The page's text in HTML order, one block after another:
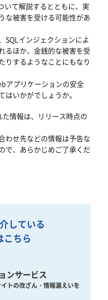
いて解説するとともに、実
な被害を受ける可能性があ
SQLインジェクションによ
るほか、金銭的な被害を受
りするようなことにもなり
アプリケーションの安全
いかがでしょうか。
情報は、リリース時点の
わせ先などの情報は予告な
で、あらかじめご了承くだ
している
こちら
ンサービス
トの改ざん・情報漏えいを